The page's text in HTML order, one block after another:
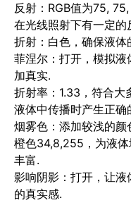
反射 ：RGB值为75,
在光线照射下有一定的
折射 ：白色，确保液
菲涅尔 ：打开，模拟
加真实.
折射率 ：1.33，符合
液体中传播时产生正确
烟雾色 ：添加较浅的
橙色34,8,255，为液
丰富.
影响阴影 ：打开，让
的真实感.